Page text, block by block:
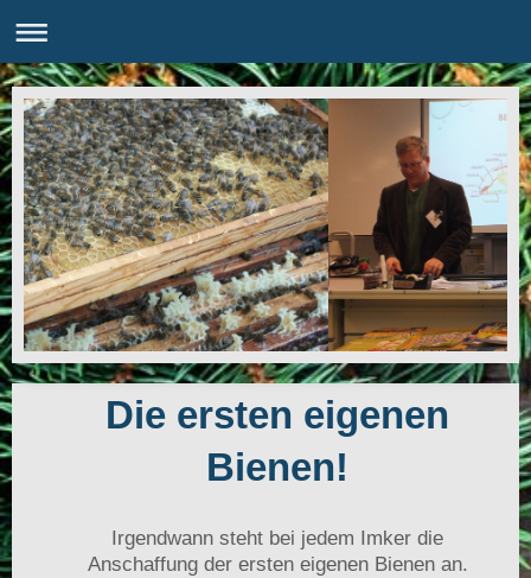
Die ersten eigenen
Bienen!
Irgendwann steht bei jedem Imker die
Anschaffung der ersten eigenen Bienen an.